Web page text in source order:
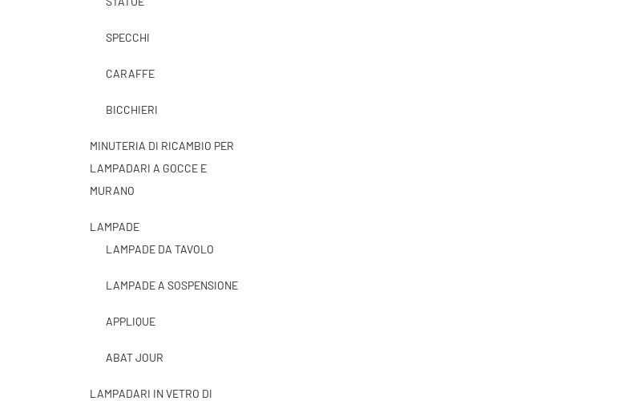
SPECCHI
CARAFFE
BICCHIERI
MINUTERIA DI RICAMBIO PER
LAMPADARI A GOCCE E
MURANO
LAMPADE
LAMPADE DA TAVOLO
LAMPADE A SOSPENSIONE
APPLIQUE
ABAT JOUR
LAMPADARI IN VETRO DI